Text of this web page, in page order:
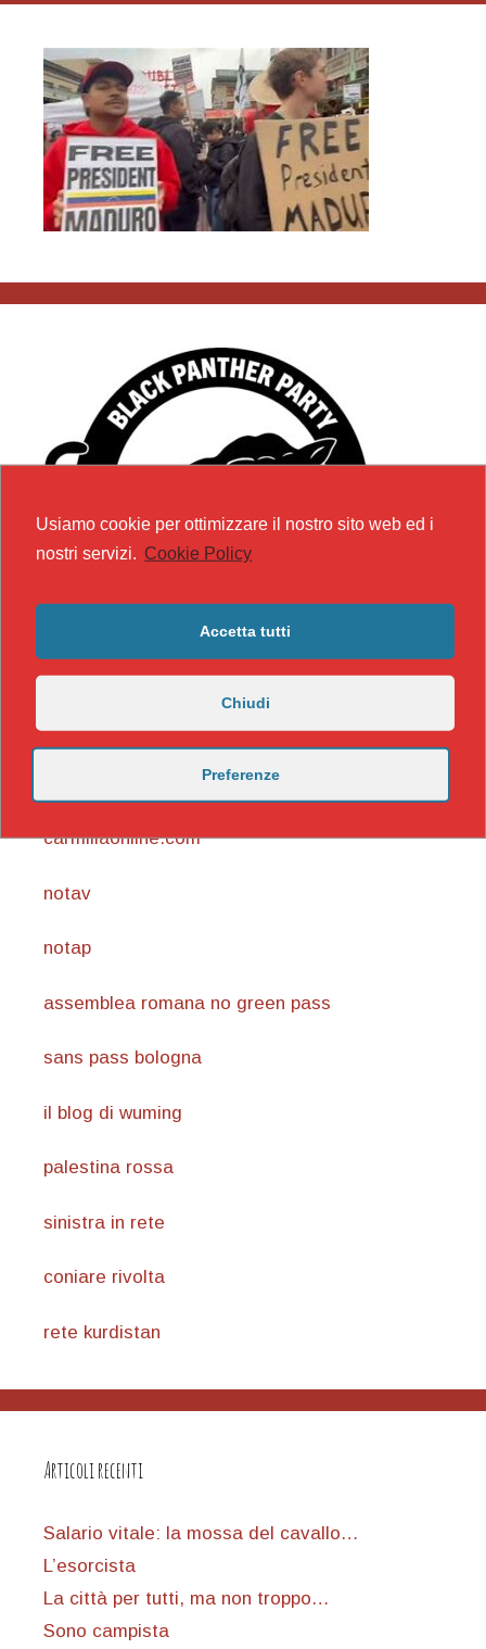
https://nicomaccentelli.substack.com/
carmillaonline.com
notav
notap
assemblea romana no green pass
sans pass bologna
il blog di wuming
palestina rossa
sinistra in rete
coniare rivolta
rete kurdistan
Articoli recenti
Salario vitale: la mossa del cavallo…
L’esorcista
La città per tutti, ma non troppo…
Sono campista
Usiamo cookie per ottimizzare il nostro sito web ed i
nostri servizi. Cookie Policy
Accetta tutti
Chiudi
Preferenze